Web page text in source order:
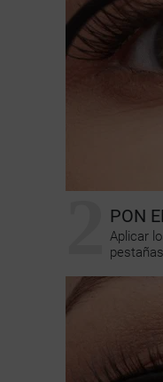
PON
Aplicar